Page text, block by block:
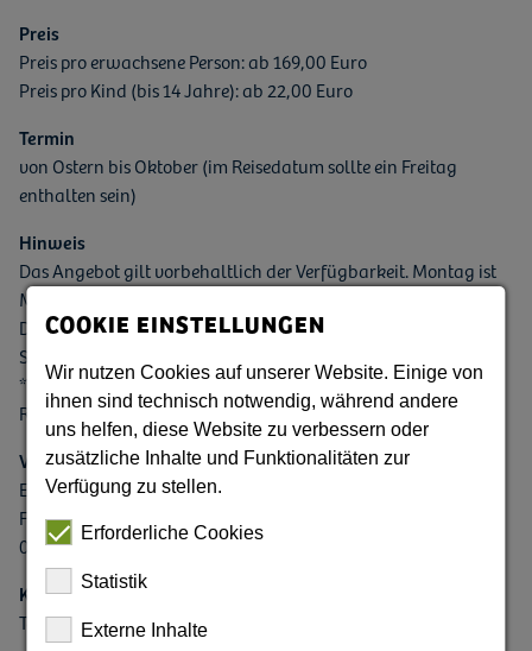
Preis
Preis pro erwachsene Person: ab 169,00 Euro
Preis pro Kind (bis 14 Jahre): ab 22,00 Euro
Termin
von Ostern bis Oktober (im Reisedatum sollte ein Freitag
enthalten sein)
Hinweis
Das Angebot gilt vorbehaltlich der Verfügbarkeit. Montag ist
Museumsruhetag.
Die angebotenen Reiseleistungen werden alle in deutscher
Sprache erbracht.
*Verlängerungsnacht buchbar - Buchungen bis 4 Wochen vor
Reiseantritt
Veranstalter
Europastadt GörlitzZgorzelec GmbH
Fleischerstraße 19
02826 Görlitz
Kontakt
Telefon: +49 (0) 3581 - 4757 0
COOKIE EINSTELLUNGEN
Wir nutzen Cookies auf unserer Website. Einige von
ihnen sind technisch notwendig, während andere
uns helfen, diese Website zu verbessern oder
zusätzliche Inhalte und Funktionalitäten zur
Verfügung zu stellen.
Erforderliche Cookies
Statistik
Externe Inhalte